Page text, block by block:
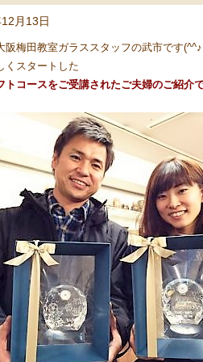
月13日
阪梅田教室ガラススタッフの武市です(^^♪
くスタートした
トコースをご受講されたご夫婦のご紹介